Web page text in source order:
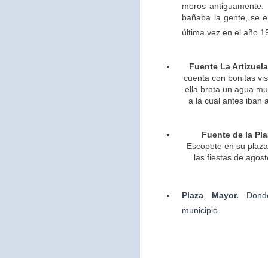
moros
bañaba la gente, se
última vez en el año
Fuente La
cuenta con bonitas
ella brota un agua
a la cual antes iban
Fuente de la
Escopete en su
las fiestas de
Plaza Mayor.
municipio.